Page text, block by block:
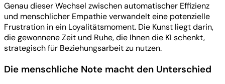
Genau dieser Wechsel zwischen automatischer Effizienz
und menschlicher Empathie verwandelt eine potenzielle
Frustration in ein Loyalitätsmoment. Die Kunst liegt darin,
die gewonnene Zeit und Ruhe, die Ihnen die KI schenkt,
strategisch für Beziehungsarbeit zu nutzen.
Die menschliche Note macht den Unterschied